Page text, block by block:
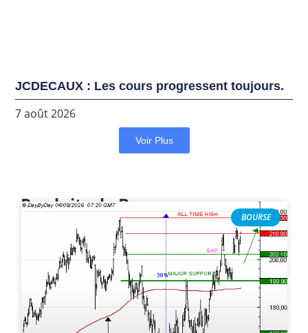
JCDECAUX : Les cours progressent toujours.
7 août 2026
Voir Plus
Produits de Bourse
BOURSE